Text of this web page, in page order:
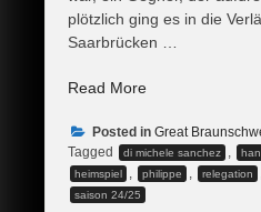
plötzlich ging es in die
Saarbrücken …
Read More„Klassenerhalt
Verlängerung
–
Eintracht
Posted in Great
Tagged
di michele sanchez ,
heimspiel , philippe , relegation
saison 24/25